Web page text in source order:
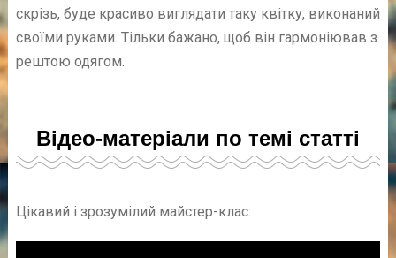
скрізь, буде красиво виглядати таку квітку, виконаний
своїми руками. Тільки бажано, щоб він гармоніював з
рештою одягом.
Відео-матеріали по темі статті
Цікавий і зрозумілий майстер-клас: